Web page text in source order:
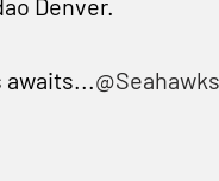
Denver.
awaits...@Seahawks